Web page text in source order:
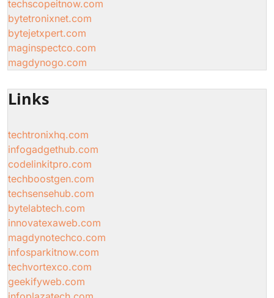
techscopeitnow.com
bytetronixnet.com
bytejetxpert.com
maginspectco.com
magdynogo.com
Links
techtronixhq.com
infogadgethub.com
codelinkitpro.com
techboostgen.com
techsensehub.com
bytelabtech.com
innovatexaweb.com
magdynotechco.com
infosparkitnow.com
techvortexco.com
geekifyweb.com